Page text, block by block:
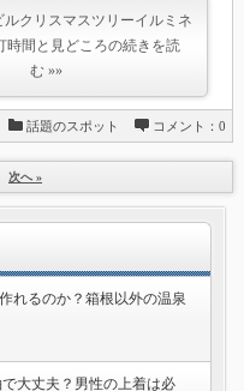
ルクリスマスツリーイルミネ
時間と見どころの続きを読
む »»
話題のスポット コメント：0
次へ »
れるのか？箱根以外の温泉
大丈夫？男性の上着は必